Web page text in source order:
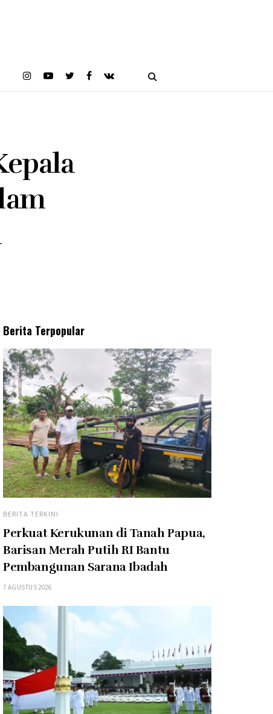
Berita Terpopular
BERITA TERKINI
Perkuat Kerukunan di Tanah Papua,
Barisan Merah Putih RI Bantu
Pembangunan Sarana Ibadah
7 AGUSTUS 2026